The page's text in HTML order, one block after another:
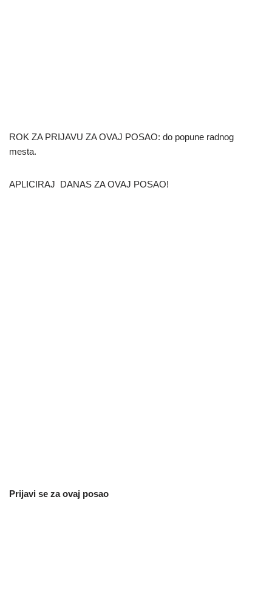
ROK ZA PRIJAVU ZA OVAJ POSAO: do popune radnog
mesta.
APLICIRAJ DANAS ZA OVAJ POSAO!
Prijavi se za ovaj posao